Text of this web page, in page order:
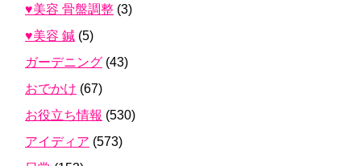
♥美容 骨盤調整 (3)
♥美容 鍼 (5)
ガーデニング (43)
おでかけ (67)
お役立ち情報 (530)
アイディア (573)